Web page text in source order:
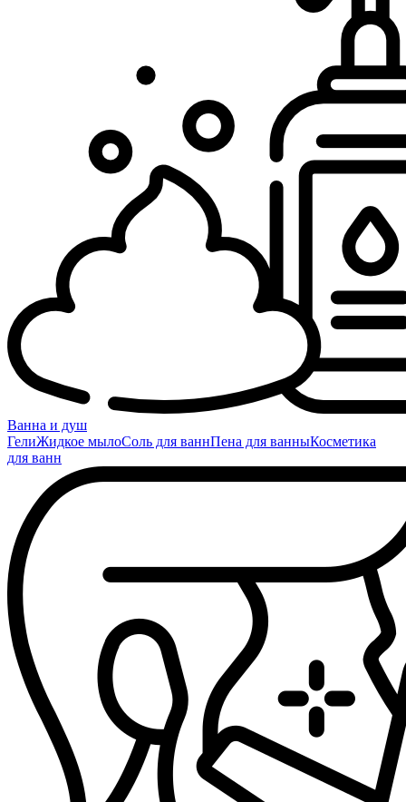
Ванна и душ
ГелиЖидкое мылоСоль для ваннПена для ванныКосметика
для ванн